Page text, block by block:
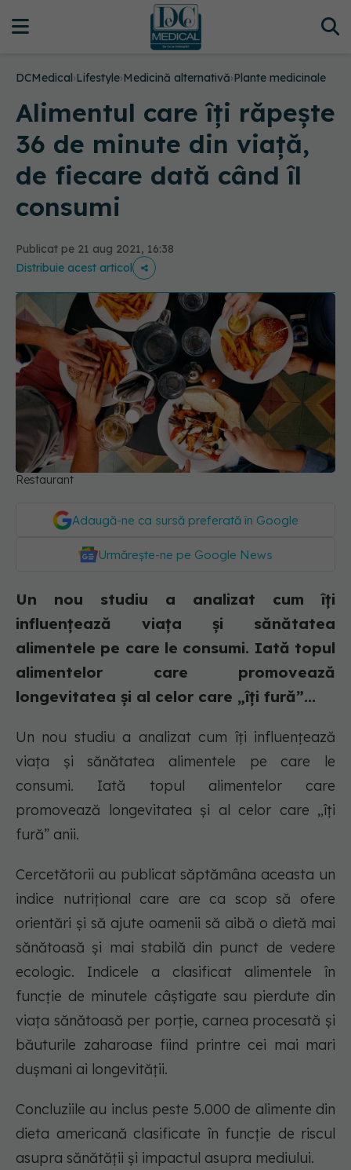
DCMedical›Lifestyle›Medicină alternativă›Plante medicinale
Alimentul care îți răpește
36 de minute din viață,
de fiecare dată când îl
consumi
Publicat pe 21 aug 2021, 16:38
Distribuie acest articol
Restaurant
Adaugă-ne ca sursă preferată în Google
Urmărește-ne pe Google News
Un nou studiu a analizat cum îți
influențează viața și sănătatea
alimentele pe care le consumi. Iată topul
alimentelor care promovează
longevitatea și al celor care „îți fură”...
Un nou studiu a analizat cum îți influențează
viața și sănătatea alimentele pe care le
consumi. Iată topul alimentelor care
promovează longevitatea și al celor care „îți
fură” anii.
Cercetătorii au publicat săptămâna aceasta un
indice nutrițional care are ca scop să ofere
orientări și să ajute oamenii să aibă o dietă mai
sănătoasă și mai stabilă din punct de vedere
ecologic. Indicele a clasificat alimentele în
funcție de minutele câștigate sau pierdute din
viața sănătoasă per porție, carnea procesată și
băuturile zaharoase fiind printre cei mai mari
dușmani ai longevității.
Concluziile au inclus peste 5.000 de alimente din
dieta americană clasificate în funcție de riscul
asupra sănătății și impactul asupra mediului.